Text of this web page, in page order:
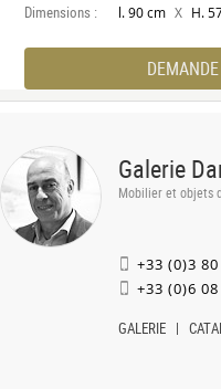
Dimensions : l. 90 cm X H.
Galerie
Mobilier et objets
+33 (0)3
+33 (0)6
GALERIE